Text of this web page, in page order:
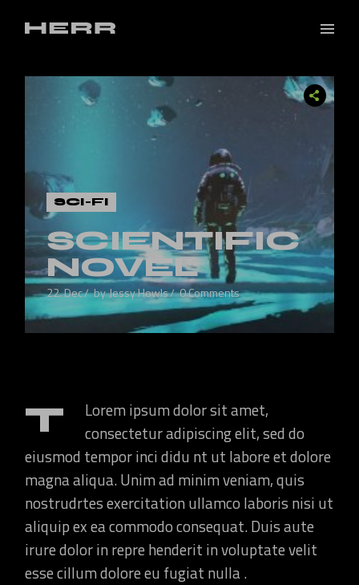
SCI-FI
SCIENTIFIC
NOVEL
22. Dec byJessy Howls 0 Comments
T
Lorem ipsum dolor sit amet,
consectetur adipiscing elit, sed do
eiusmod tempor inci didu nt ut labore et dolore
magna aliqua. Unim ad minim veniam, quis
nostrudrtes exercitation ullamco laboris nisi ut
aliquip ex ea commodo consequat. Duis aute
irure dolor in repre henderit in voluptate velit
esse cillum dolore eu fugiat nulla .